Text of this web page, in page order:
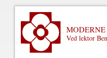
Ved lektor